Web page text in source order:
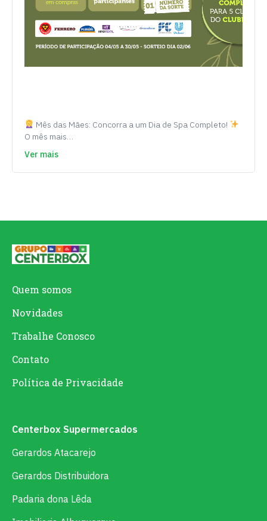
Mês das Mães: Concorra a um Dia de Spa Completo!
O mês mais…
Ver mais
Quem somos
Novidades
Trabalhe Conosco
Contato
Política de Privacidade
Centerbox Supermercados
Gerardos Atacarejo
Gerardos Distribuidora
Padaria dona Lêda